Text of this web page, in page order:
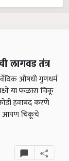
लागवड तंत्र
औषधी गुणधर्म
या फळास चिकू
हवाबंद करणे
आपण चिकूचे